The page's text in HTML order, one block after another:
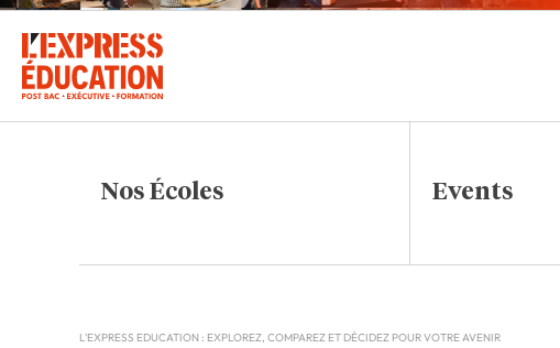
Nos Écoles Events
L'EXPRESS EDUCATION : EXPLOREZ, COMPAREZ ET DÉCIDEZ POUR VOTRE AVENIR